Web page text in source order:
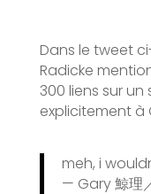
Dans le tweet
Radicke
300 liens sur
explicitement à
meh, i
— Gary 鯨理